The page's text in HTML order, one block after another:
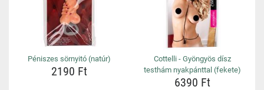
Péniszes sörnyitó (natúr)
2190 Ft
Cottelli - Gyöngyös dísz
testhám nyakpánttal (fekete)
6390 Ft